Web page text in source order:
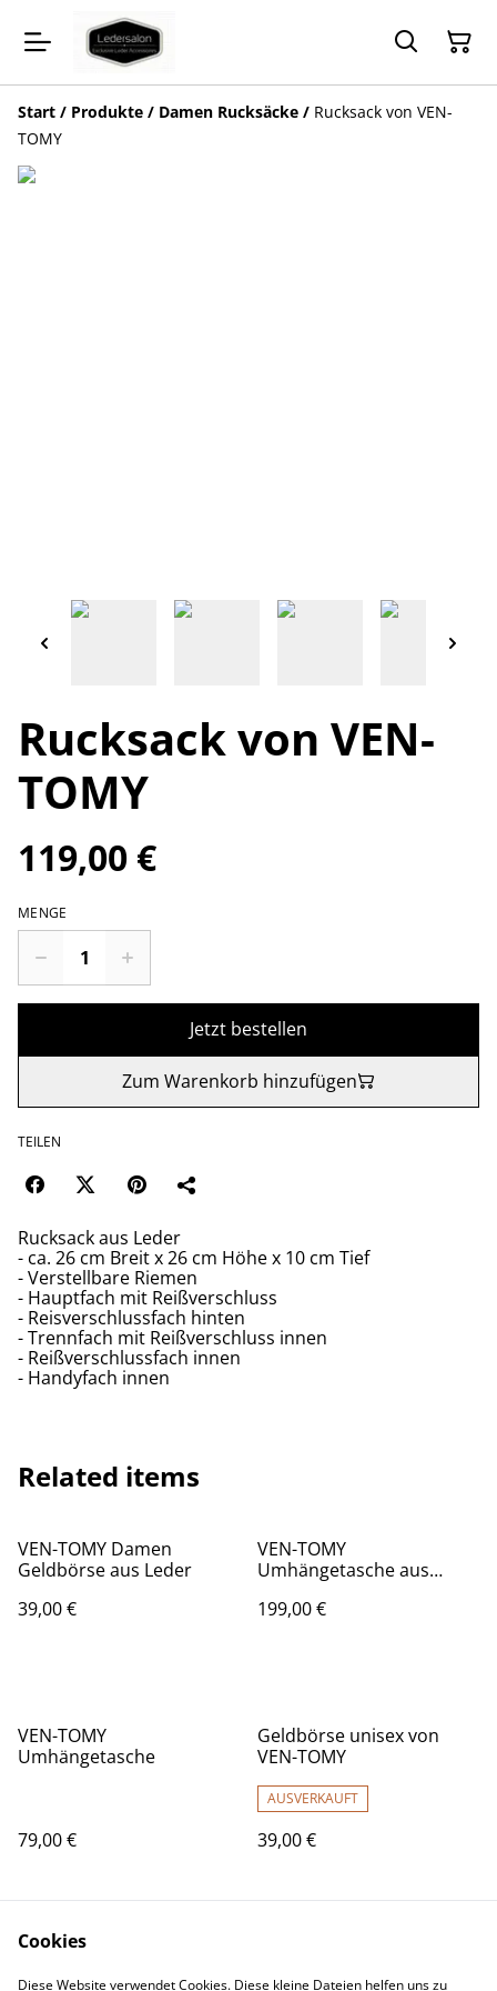
Start / Produkte / Damen Rucksäcke / Rucksack von VEN-
TOMY
Rucksack von VEN-
TOMY
119,00 €
MENGE
Jetzt bestellen
Zum Warenkorb hinzufügen
TEILEN
Rucksack aus Leder
- ca. 26 cm Breit x 26 cm Höhe x 10 cm Tief
- Verstellbare Riemen
- Hauptfach mit Reißverschluss
- Reisverschlussfach hinten
- Trennfach mit Reißverschluss innen
- Reißverschlussfach innen
- Handyfach innen
Related items
VEN-TOMY Damen
Geldbörse aus Leder
39,00 €
VEN-TOMY
Umhängetasche aus
199,00 €
VEN-TOMY
Umhängetasche
79,00 €
Geldbörse unisex von
VEN-TOMY
AUSVERKAUFT
39,00 €
Cookies
Diese Website verwendet Cookies. Diese kleine Dateien helfen uns zu